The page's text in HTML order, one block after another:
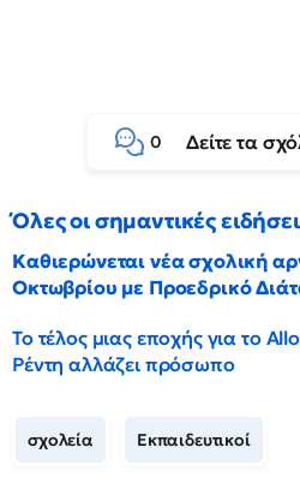
0 Δείτε τα
Όλες οι σημαντικές
Καθιερώνεται νέα σχολική
Οκτωβρίου με Προεδρικό
Το τέλος μιας εποχής για το
Ρέντη αλλάζει πρόσωπο
σχολεία Εκπαιδευτικοί